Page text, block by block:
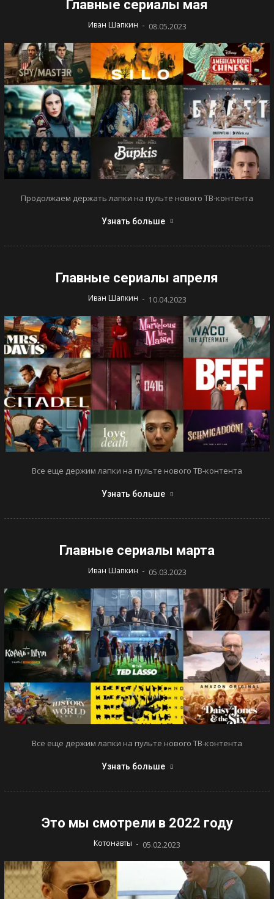
Главные сериалы мая
Иван Шапкин - 08.05.2023
Продолжаем держать лапки на пульте нового ТВ-контента
Узнать больше
Главные сериалы апреля
Иван Шапкин - 10.04.2023
Все еще держим лапки на пульте нового ТВ-контента
Узнать больше
Главные сериалы марта
Иван Шапкин - 05.03.2023
Все еще держим лапки на пульте нового ТВ-контента
Узнать больше
Это мы смотрели в 2022 году
Котонавты - 05.02.2023